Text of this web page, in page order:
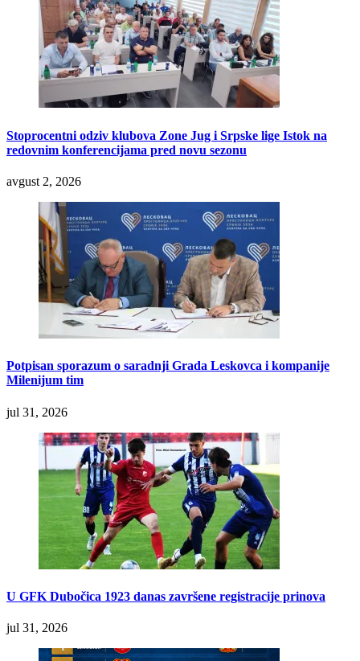
Stoprocentni odziv klubova Zone Jug i Srpske lige Istok na
redovnim konferencijama pred novu sezonu
avgust 2, 2026
Potpisan sporazum o saradnji Grada Leskovca i kompanije
Milenijum tim
jul 31, 2026
U GFK Dubočica 1923 danas završene registracije prinova
jul 31, 2026